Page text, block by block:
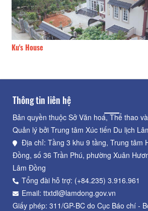
Ku's House
Thông tin liên hệ
Bản quyền thuộc Sở Văn hoá, Thể thao
Quản lý bởi Trung tâm Xúc tiến Du lịch
Địa chỉ: Tầng 3 khu 9 tầng, Trung tâm
Đồng, số 36 Trần Phú, phường Xuân
Lâm Đồng
Tổng đài hỗ trợ: (+84.235) 3.916.961
Email: ttxtdl@lamdong.gov.vn
Giấy phép: 311/GP-BC do Cục Báo chí -